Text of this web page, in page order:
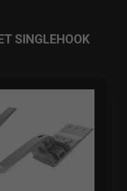
SINGLEHOOK